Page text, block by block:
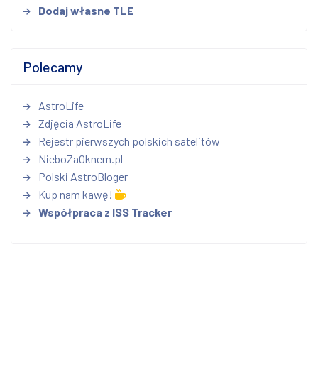
Dodaj własne TLE
Polecamy
AstroLife
Zdjęcia AstroLife
Rejestr pierwszych polskich satelitów
NieboZaOknem.pl
Polski AstroBloger
Kup nam kawę!
Współpraca z ISS Tracker